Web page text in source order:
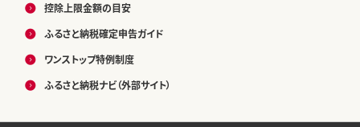
控除上限金額の目安
ふるさと納税確定申告ガイド
ワンストップ特例制度
ふるさと納税ナビ（外部サイト）